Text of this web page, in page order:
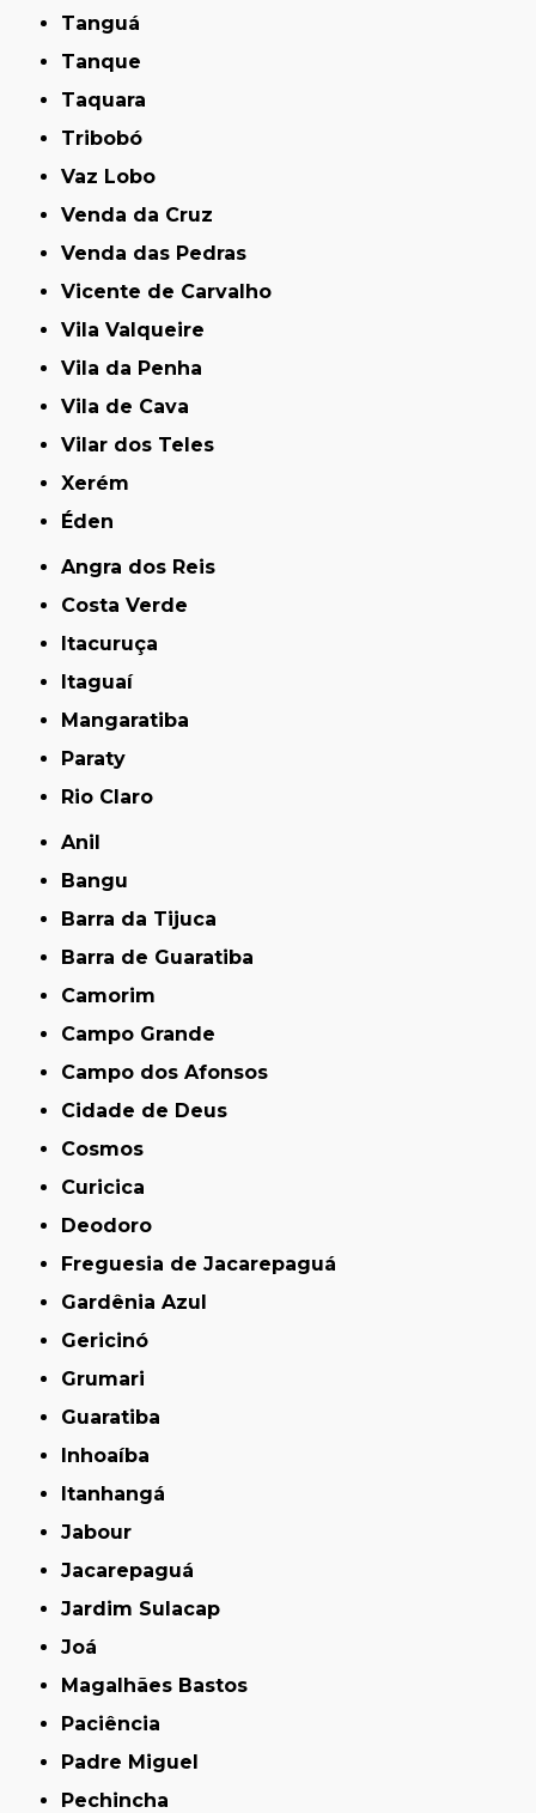
Tanguá
Tanque
Taquara
Tribobó
Vaz Lobo
Venda da Cruz
Venda das Pedras
Vicente de Carvalho
Vila Valqueire
Vila da Penha
Vila de Cava
Vilar dos Teles
Xerém
Éden
Angra dos Reis
Costa Verde
Itacuruça
Itaguaí
Mangaratiba
Paraty
Rio Claro
Anil
Bangu
Barra da Tijuca
Barra de Guaratiba
Camorim
Campo Grande
Campo dos Afonsos
Cidade de Deus
Cosmos
Curicica
Deodoro
Freguesia de Jacarepaguá
Gardênia Azul
Gericinó
Grumari
Guaratiba
Inhoaíba
Itanhangá
Jabour
Jacarepaguá
Jardim Sulacap
Joá
Magalhães Bastos
Paciência
Padre Miguel
Pechincha